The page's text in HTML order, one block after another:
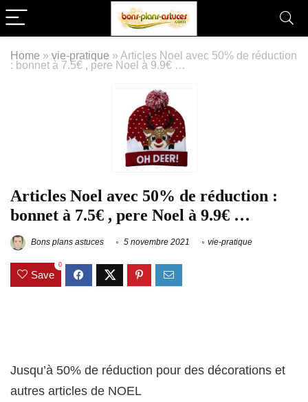
Home » vie-pratique » Articles Noel avec 50% de réduction
: bonnet à 7.5€ , pere Noel à 9.9€ …
Articles Noel avec 50% de réduction :
bonnet à 7.5€ , pere Noel à 9.9€ …
Bons plans astuces 5 novembre 2021 vie-pratique
Save
0
Jusqu’à 50% de réduction pour des décorations et
autres articles de NOEL